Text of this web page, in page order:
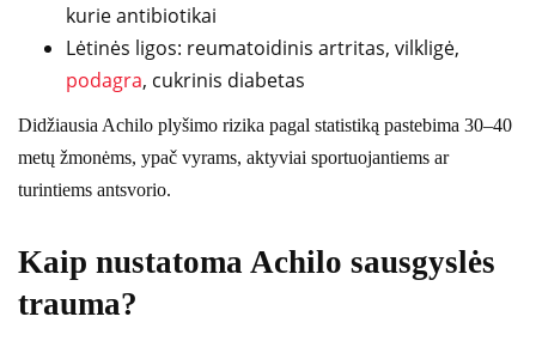
kurie antibiotikai
Lėtinės ligos: reumatoidinis artritas, vilkligė,
podagra, cukrinis diabetas
Didžiausia Achilo plyšimo rizika pagal statistiką pastebima 30–40
metų žmonėms, ypač vyrams, aktyviai sportuojantiems ar
turintiems antsvorio.
Kaip nustatoma Achilo sausgyslės
trauma?